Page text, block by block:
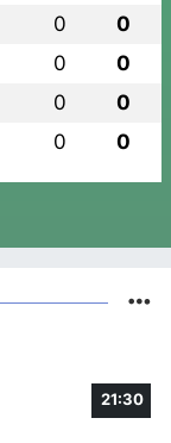
0 0
0 0
0 0
0 0
21:30